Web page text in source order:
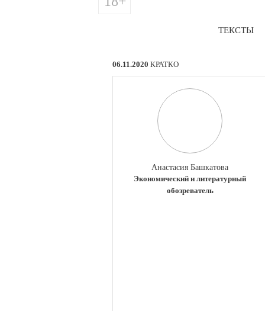
ТЕКСТЫ
06.11.2020 КРАТКО
Анастасия Башкатова
Экономический и литературный
обозреватель